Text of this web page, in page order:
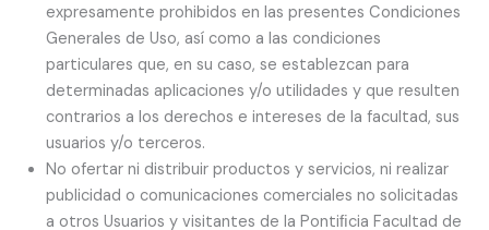
expresamente prohibidos en las presentes Condiciones
Generales de Uso, así como a las condiciones
particulares que, en su caso, se establezcan para
determinadas aplicaciones y/o utilidades y que resulten
contrarios a los derechos e intereses de la facultad, sus
usuarios y/o terceros.
No ofertar ni distribuir productos y servicios, ni realizar
publicidad o comunicaciones comerciales no solicitadas
a otros Usuarios y visitantes de la Pontiﬁcia Facultad de